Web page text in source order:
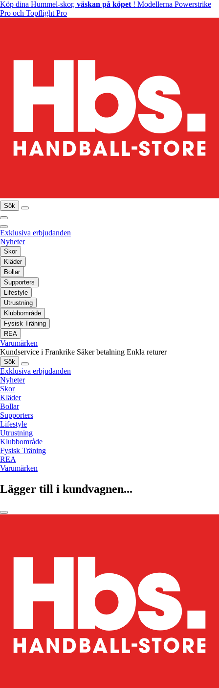
Köp dina Hummel-skor, väskan på köpet ! Modellerna Powerstrike
Pro och Topflight Pro
Sök
Exklusiva erbjudanden
Nyheter
Skor
Kläder
Bollar
Supporters
Lifestyle
Utrustning
Klubbområde
Fysisk Träning
REA
Varumärken
Kundservice i Frankrike Säker betalning Enkla returer
Sök
Exklusiva erbjudanden
Nyheter
Skor
Kläder
Bollar
Supporters
Lifestyle
Utrustning
Klubbområde
Fysisk Träning
REA
Varumärken
Lägger till i kundvagnen...